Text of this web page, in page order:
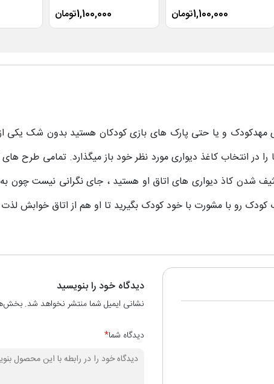
1,100,000تومان 1,100,000تومان
مهدکودک و یا حتی پارک های بازی کودکان هستید بدون شک یکی
انتخاب کاغذ دیواری مورد نظر خود باز میگذارد. تمامی طرح
شدن کاذ دیواری های اتاق او هستید ، جای نگرانی نیست چون
رو با مشورت با خود کودک بگیرید تا او هم از اتاق خوابش لذت
دیدگاه خود را بنویسید
نشانی ایمیل شما منتشر نخواهد شد.
دیدگاه شما*